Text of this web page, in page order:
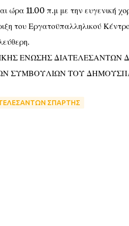
ώρα 11.00 π.μ με την ευγενική
του Εργατοϋπαλληλικού
ΕΝΩΣΗΣ
ΣΥΜΒΟΥΛΙΩΝ ΤΟΥ
ΣΠΑΡΤΗΣ